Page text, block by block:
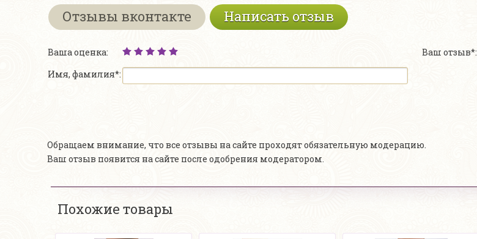
Отзывы вконтакте Написать отзыв
Ваша оценка:
Имя, фамилия*:
Ваш отзыв*:
Обращаем внимание, что все отзывы на сайте проходят обязательную модерацию.
Ваш отзыв появится на сайте после одобрения модератором.
Похожие товары